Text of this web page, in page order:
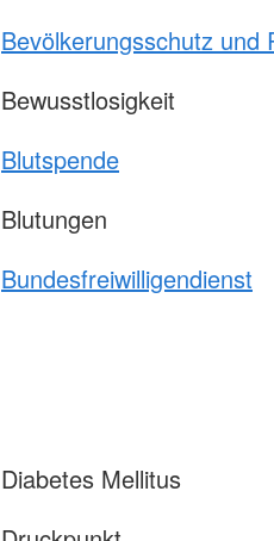
Bevölkerungsschutz und
Bewusstlosigkeit
Blutspende
Blutungen
Bundesfreiwilligendienst
Diabetes Mellitus